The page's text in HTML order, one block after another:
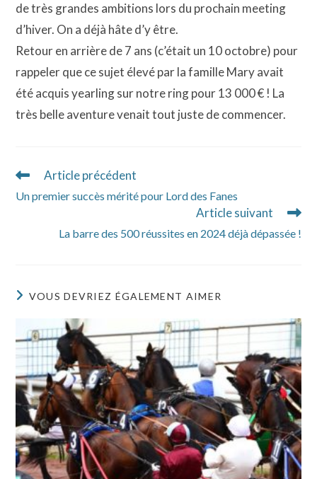
de très grandes ambitions lors du prochain meeting
d’hiver. On a déjà hâte d’y être.
Retour en arrière de 7 ans (c’était un 10 octobre) pour
rappeler que ce sujet élevé par la famille Mary avait
été acquis yearling sur notre ring pour 13 000 € ! La
très belle aventure venait tout juste de commencer.
Read
articles
Article précédent
Un premier succès mérité pour Lord des Fanes
Article suivant
La barre des 500 réussites en 2024 déjà dépassée !
VOUS DEVRIEZ ÉGALEMENT AIMER